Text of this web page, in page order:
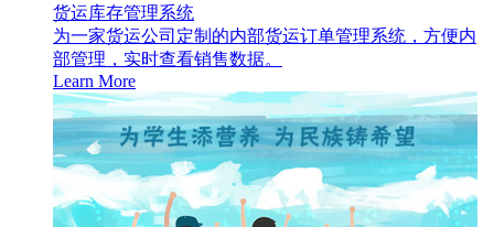
货运库存管理系统
为一家货运公司定制的内部货运订单管理系统，方便内
部管理，实时查看销售数据。
Learn More